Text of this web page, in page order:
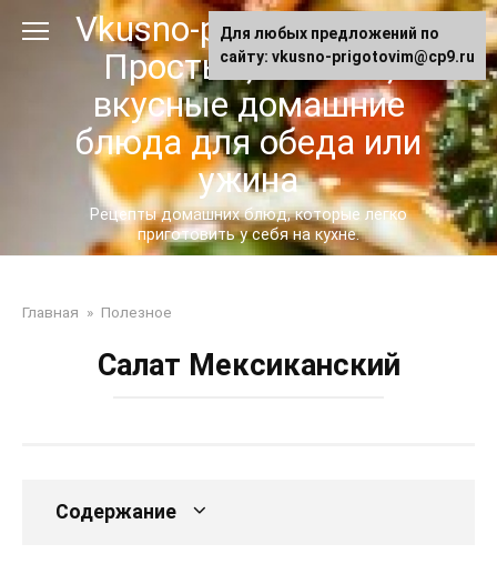
Vkusno-prigotovim.ru -
Простые, сытные,
вкусные домашние
блюда для обеда или
ужина
Рецепты домашних блюд, которые легко
приготовить у себя на кухне.
Главная » Полезное
Салат Мексиканский
Содержание
Для любых предложений по
сайту: vkusno-prigotovim@cp9.ru